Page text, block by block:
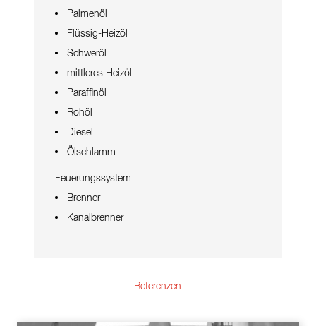
Palmenöl
Flüssig-Heizöl
Schweröl
mittleres Heizöl
Paraffinöl
Rohöl
Diesel
Ölschlamm
Feuerungssystem
Brenner
Kanalbrenner
Referenzen